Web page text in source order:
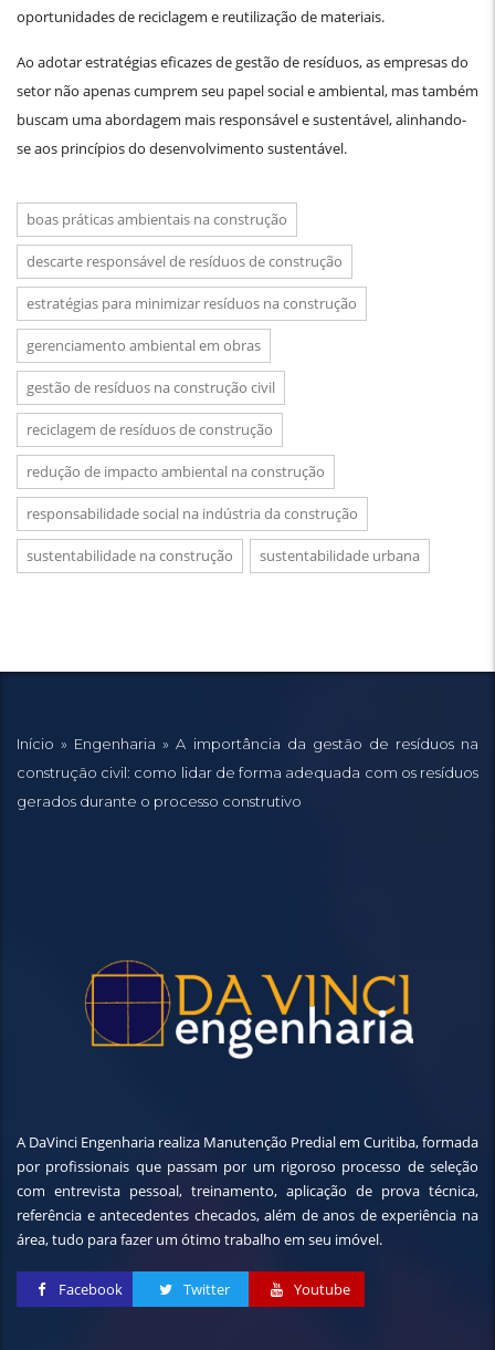
oportunidades de reciclagem e reutilização de materiais.
Ao adotar estratégias eficazes de gestão de resíduos, as empresas do
setor não apenas cumprem seu papel social e ambiental, mas também
buscam uma abordagem mais responsável e sustentável, alinhando-
se aos princípios do desenvolvimento sustentável.
boas práticas ambientais na construção
descarte responsável de resíduos de construção
estratégias para minimizar resíduos na construção
gerenciamento ambiental em obras
gestão de resíduos na construção civil
reciclagem de resíduos de construção
redução de impacto ambiental na construção
responsabilidade social na indústria da construção
sustentabilidade na construção sustentabilidade urbana
Início » Engenharia »A importância da gestão de resíduos na
construção civil: como lidar de forma adequada com os resíduos
gerados durante o processo construtivo
A DaVinci Engenharia realiza Manutenção Predial em Curitiba, formada
por profissionais que passam por um rigoroso processo de seleção
com entrevista pessoal, treinamento, aplicação de prova técnica,
referência e antecedentes checados, além de anos de experiência na
área, tudo para fazer um ótimo trabalho em seu imóvel.
Facebook Twitter Youtube